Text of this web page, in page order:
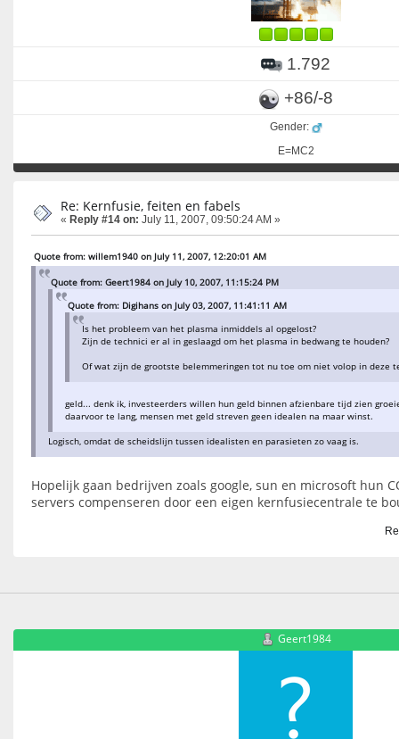
1.792
+86/-8
Gender:
E=MC2
Re: Kernfusie, feiten en fabels
« Reply #14 on: July 11, 2007, 09:50:24 AM »
Quote from: willem1940 on July 11, 2007, 12:20:01 AM
Quote from: Geert1984 on July 10, 2007, 11:15:24 PM
Quote from: Digihans on July 03, 2007, 11:41:11 AM
Is het probleem van het plasma inmiddels al opgelost?
Zijn de technici er al in geslaagd om het plasma in bedwang te houden?
Of wat zijn de grootste belemmeringen tot nu toe om niet volop in deze
geld... denk ik, investeerders willen hun geld binnen afzienbare tijd zien
daarvoor te lang, mensen met geld streven geen idealen na maar winst.
Logisch, omdat de scheidslijn tussen idealisten en parasieten zo vaag is.
Hopelijk gaan bedrijven zoals google, sun en microsoft hun
servers compenseren door een eigen kernfusiecentrale te
Geert1984